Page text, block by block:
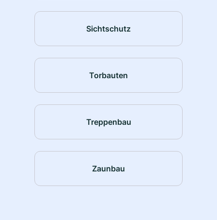
Sichtschutz
Torbauten
Treppenbau
Zaunbau